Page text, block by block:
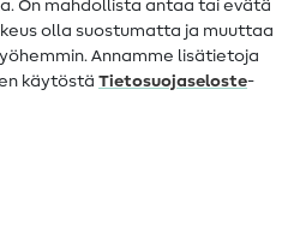
On mahdollista antaa tai evätä
olla suostumatta ja muuttaa
Annamme lisätietoja
käytöstä Tietosuojaseloste-